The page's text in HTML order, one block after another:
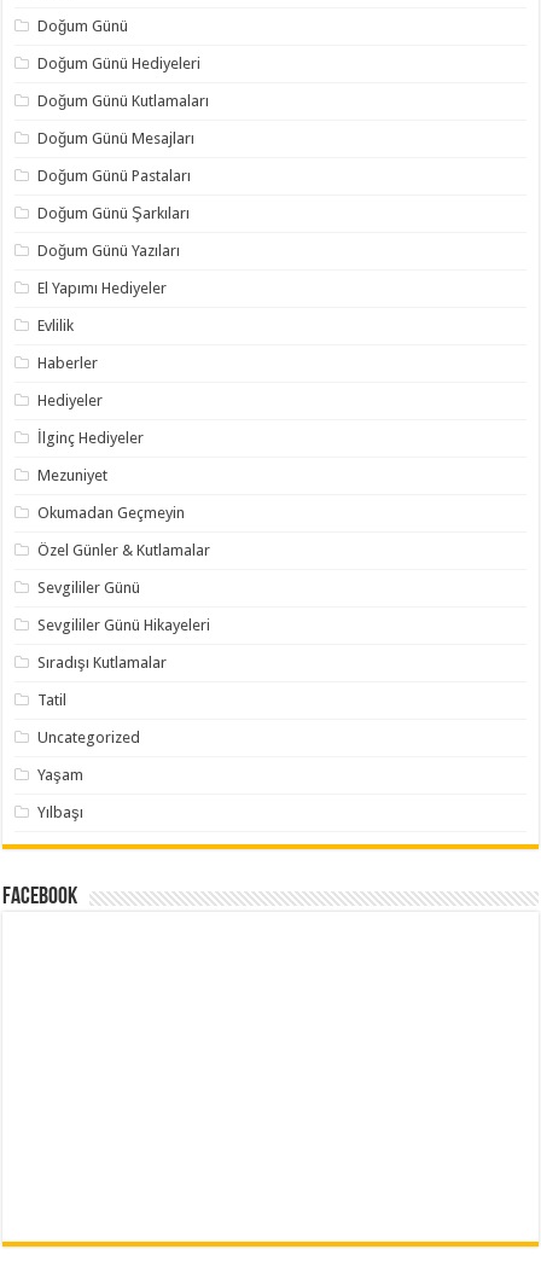
Doğum Günü
Doğum Günü Hediyeleri
Doğum Günü Kutlamaları
Doğum Günü Mesajları
Doğum Günü Pastaları
Doğum Günü Şarkıları
Doğum Günü Yazıları
El Yapımı Hediyeler
Evlilik
Haberler
Hediyeler
İlginç Hediyeler
Mezuniyet
Okumadan Geçmeyin
Özel Günler & Kutlamalar
Sevgililer Günü
Sevgililer Günü Hikayeleri
Sıradışı Kutlamalar
Tatil
Uncategorized
Yaşam
Yılbaşı
Facebook